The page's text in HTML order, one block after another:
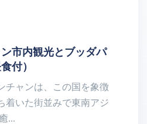
市内観光とブッダパ
付）
チャンは、この国を象徴
着いた街並みで東南アジ
...